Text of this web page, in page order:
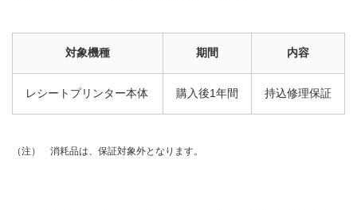
対象機種 期間 内容
レシートプリンター本体 購入後1年間 持込修理保証
（注） 消耗品は、保証対象外となります。